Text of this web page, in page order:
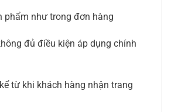
phẩm như trong đơn hàng
đủ điều kiện áp dụng chính
từ khi khách hàng nhận trang